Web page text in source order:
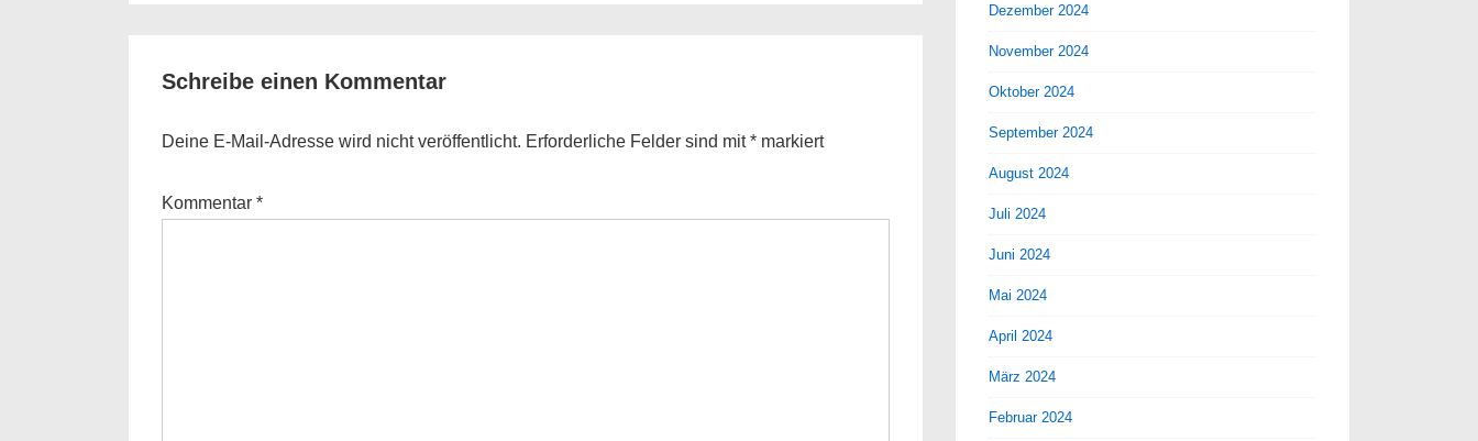
Schreibe einen Kommentar
Deine E-Mail-Adresse wird nicht veröffentlicht. Erforderliche Felder sind mit* markiert
Kommentar *
Dezember 2024
November 2024
Oktober 2024
September 2024
August 2024
Juli 2024
Juni 2024
Mai 2024
April 2024
März 2024
Februar 2024